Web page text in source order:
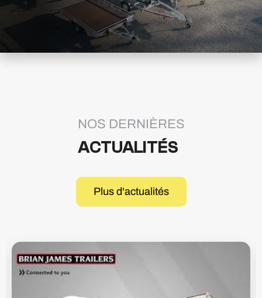
NOS DERNIÈRES
ACTUALITÉS
Plus d'actualités